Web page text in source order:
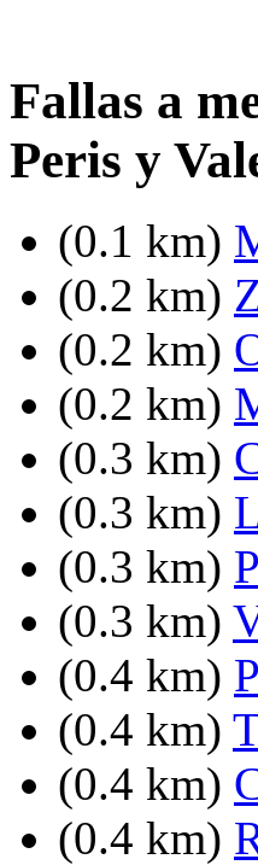
Fallas a
Peris y
(0.1 km)
(0.2 km)
(0.2 km)
(0.2 km)
(0.3 km)
(0.3 km)
(0.3 km)
(0.3 km)
(0.4 km)
(0.4 km)
(0.4 km)
(0.4 km)